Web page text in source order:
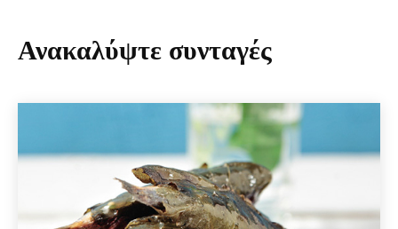
Ανακαλύψτε συνταγές